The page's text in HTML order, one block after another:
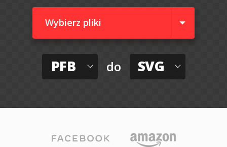
Wybierz pliki
PFB do SVG